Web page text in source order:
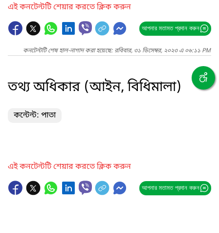
এই কনটেন্টটি শেয়ার করতে ক্লিক করুন
আপনার মতামত প্রদান করুন
কনটেন্টটি শেষ হাল-নাগাদ করা হয়েছে: রবিবার, ৩১ ডিসেম্বর, ২০২৩ এ ০৬:১১ PM
তথ্য অধিকার (আইন, বিধিমালা)
কন্টেন্ট: পাতা
এই কনটেন্টটি শেয়ার করতে ক্লিক করুন
আপনার মতামত প্রদান করুন